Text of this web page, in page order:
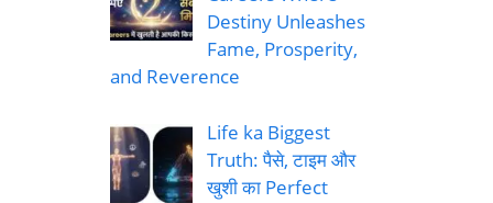
Destiny Unleashes
Fame, Prosperity,
and Reverence
Life ka Biggest
Truth: पैसे, टाइम और
खुशी का Perfect